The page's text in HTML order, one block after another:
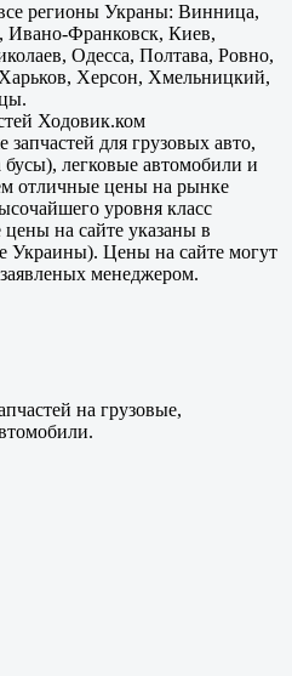
регионы Украны: Винница,
Франковск, Киев,
Одесса, Полтава, Ровно,
Херсон, Хмельницкий,
Ходовик.ком
для грузовых авто,
бусы), легковые автомобили и
отличные цены на рынке
уровня класс
на сайте указаны в
Украины). Цены на сайте могут
менеджером.
на грузовые,